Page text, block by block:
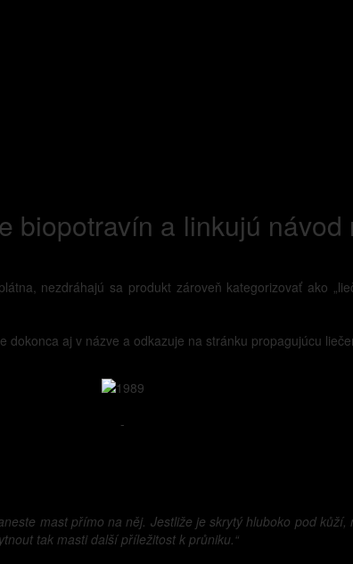
biopotravín a linkujú
nezdráhajú sa produkt zároveň kategorizovať ako
aj v názve a odkazuje na stránku propagujúcu
-
mast přímo na něj. Jestliže je skrytý hluboko pod
tak masti další příležitost k průniku.“